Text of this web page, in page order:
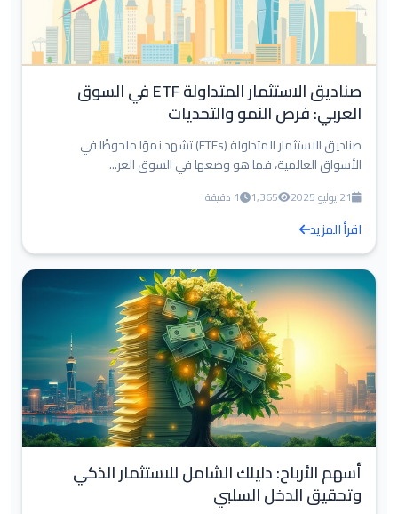
صناديق الاستثمار المتداولة ETF في السوق
العربي: فرص النمو والتحديات
صناديق الاستثمار المتداولة (ETFs) تشهد نموًا ملحوظًا في
الأسواق العالمية، فما هو وضعها في السوق العر...
21 يوليو 2025 1,365 1 دقيقة
اقرأ المزيد
أسهم الأرباح: دليلك الشامل للاستثمار الذكي
وتحقيق الدخل السلبي